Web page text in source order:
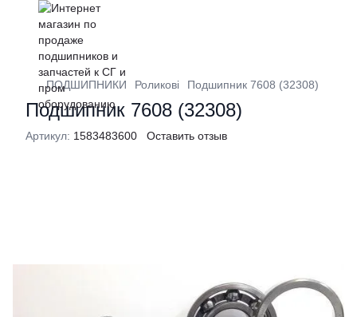
ПОДШИПНИКИ Роликові Подшипник 7608 (32308)
Подшипник 7608 (32308)
Артикул: 1583483600 Оставить отзыв